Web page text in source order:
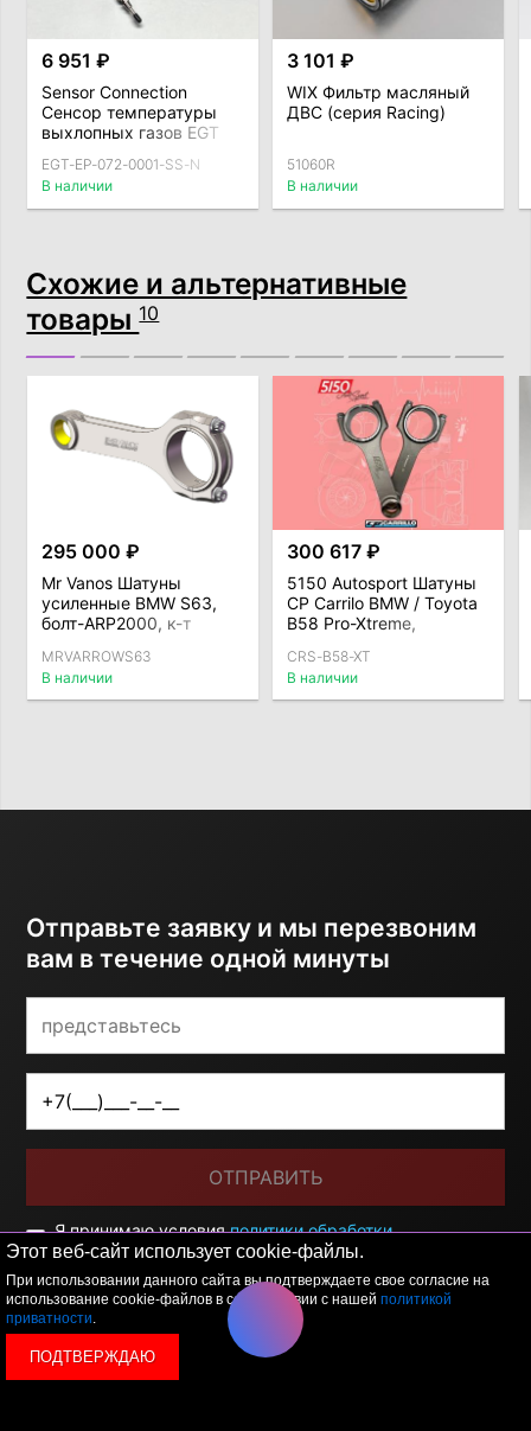
Этот веб-сайт использует cookie-файлы.
При использовании данного сайта вы подтверждаете свое согласие на
использование cookie-файлов в соответствии с нашей политикой
приватности.
ПОДТВЕРЖДАЮ
6 951 ₽
Sensor Connection
Сенсор температуры
выхлопных газов EGT
EGT-EP-072-0001-SS-N
В наличии
3 101 ₽
WIX Фильтр масляный
ДВС (серия Racing)
51060R
В наличии
Схожие и альтернативные
товары10
295 000 ₽
Mr Vanos Шатуны
усиленные BMW S63,
болт-ARP2000, к-т
MRVARROWS63
В наличии
300 617 ₽
5150 Autosport Шатуны
CP Carrilo BMW / Toyota
B58 Pro-Xtreme,
CRS-B58-XT
В наличии
Отправьте заявку и мы перезвоним
вам в течение одной минуты
ОТПРАВИТЬ
Я принимаю условияполитики обработки
персональных данных